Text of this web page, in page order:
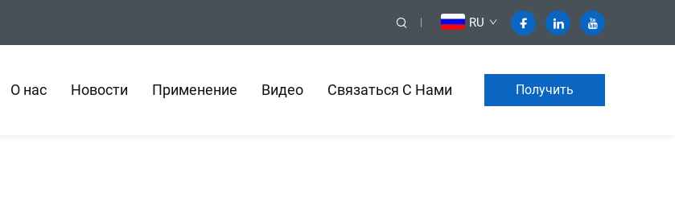
RU
О нас Новости Применение Видео Связаться С Нами Получить